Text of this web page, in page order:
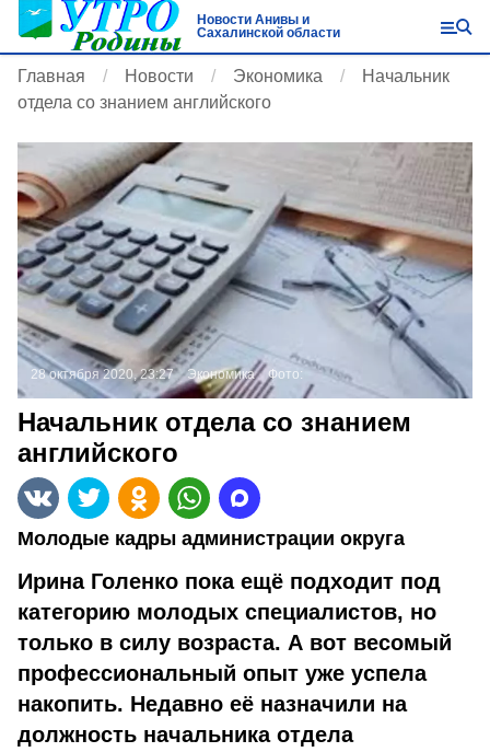
Новости Анивы и
Сахалинской области
Главная Новости Экономика
Начальник
отдела со знанием английского
28 октября 2020, 23:27 Экономика Фото:
Начальник отдела со знанием
английского
Молодые кадры администрации округа
Ирина Голенко пока ещё подходит под
категорию молодых специалистов, но
только в силу возраста. А вот весомый
профессиональный опыт уже успела
накопить. Недавно её назначили на
должность начальника отдела